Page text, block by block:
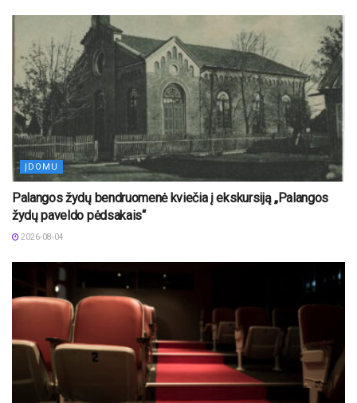
ĮDOMU
Palangos žydų bendruomenė kviečia į ekskursiją „Palangos
žydų paveldo pėdsakais“
2026-08-04